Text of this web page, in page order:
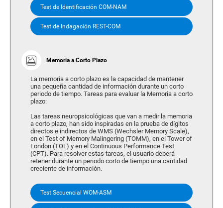
Test de Identificación COM-NAM
Test de Indagación REST-COM
Memoria a Corto Plazo
La memoria a corto plazo es la capacidad de mantener
una pequeña cantidad de información durante un corto
periodo de tiempo. Tareas para evaluar la Memoria a corto
plazo:
Las tareas neuropsicológicas que van a medir la memoria
a corto plazo, han sido inspiradas en la prueba de dígitos
directos e indirectos de WMS (Wechsler Memory Scale),
en el Test of Memory Malingering (TOMM), en el Tower of
London (TOL) y en el Continuous Performance Test
(CPT). Para resolver estas tareas, el usuario deberá
retener durante un periodo corto de tiempo una cantidad
creciente de información.
Test Secuencial WOM-ASM